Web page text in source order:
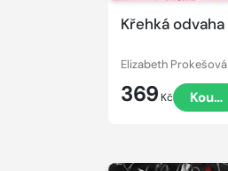
Křehká odvaha
Elizabeth Prokešová
369 Kč Koupit